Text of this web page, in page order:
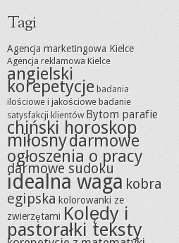
Tagi
Agencja marketingowa Kielce
Agencja reklamowa Kielce
angielski
korepetycje badania
ilościowe i jakościowe badanie
satysfakcji klientów Bytom parafie
chiński horoskop
miłosnydarmowe
ogłoszenia o pracy
darmowe sudoku
idealna waga kobra
egipska kolorowanki ze
zwierzętami Kolędy i
pastorałki teksty